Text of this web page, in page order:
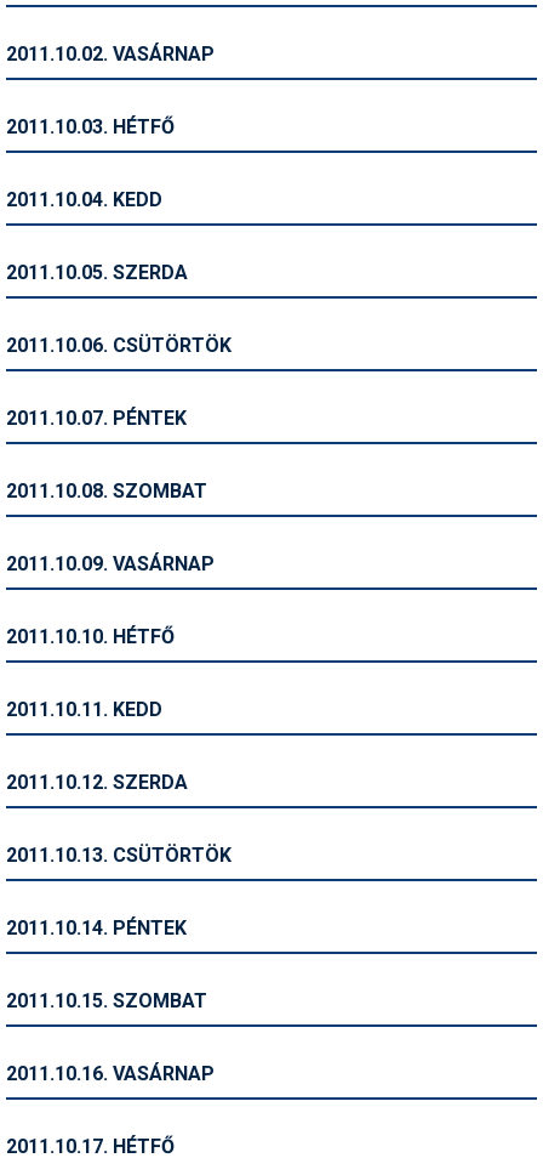
Ingatlan
Kerékpár
Magazinok
Pályázatok
Síbérletárak
Sífelszerelés
Símánia
Síszerviz
2011.10.02. VASÁRNAP
2011.10.03. HÉTFŐ
2011.10.04. KEDD
2011.10.05. SZERDA
2011.10.06. CSÜTÖRTÖK
2011.10.07. PÉNTEK
2011.10.08. SZOMBAT
2011.10.09. VASÁRNAP
2011.10.10. HÉTFŐ
2011.10.11. KEDD
2011.10.12. SZERDA
2011.10.13. CSÜTÖRTÖK
2011.10.14. PÉNTEK
2011.10.15. SZOMBAT
2011.10.16. VASÁRNAP
2011.10.17. HÉTFŐ